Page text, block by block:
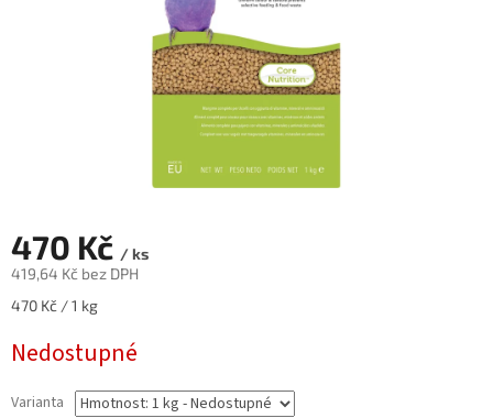
470 Kč / ks
419,64 Kč bez DPH
Měrná
470 Kč / 1 kg
Nedostupné
Varianta